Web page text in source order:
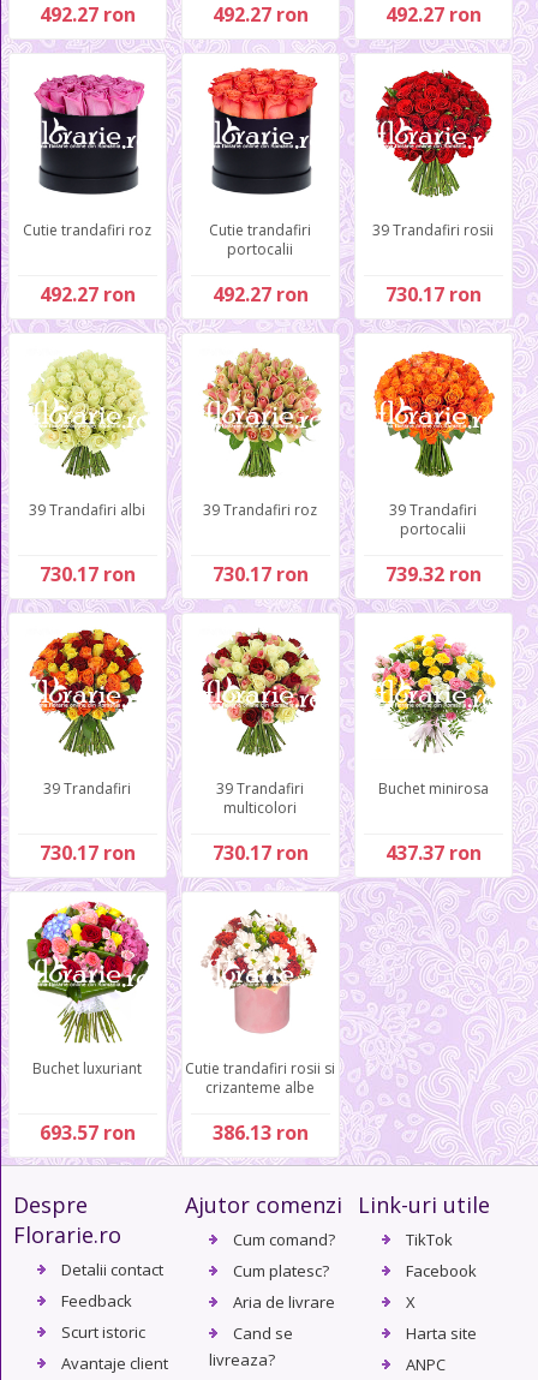
492.27 ron 492.27 ron 492.27 ron
Cutie trandafiri roz
492.27 ron
Cutie trandafiri
portocalii
492.27 ron
39 Trandafiri rosii
730.17 ron
39 Trandafiri albi
730.17 ron
39 Trandafiri roz
730.17 ron
39 Trandafiri
portocalii
739.32 ron
39 Trandafiri
730.17 ron
39 Trandafiri
multicolori
730.17 ron
Buchet minirosa
437.37 ron
Buchet luxuriant
693.57 ron
Cutie trandafiri rosii si
crizanteme albe
386.13 ron
Despre
Florarie.ro
Detalii contact
Feedback
Scurt istoric
Avantaje client
Ajutor comenzi
Cum comand?
Cum platesc?
Aria de livrare
Cand se
livreaza?
Link-uri utile
TikTok
Facebook
X
Harta site
ANPC